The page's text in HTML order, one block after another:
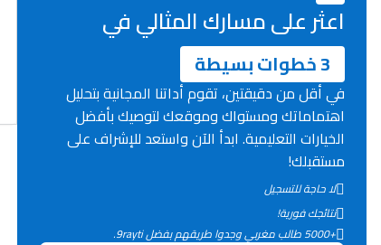
اعثر على مسارك المثالي في
3 خطوات بسيطة
في أقل من دقيقتين، تقوم أداتنا المجانية بتحليل
اهتماماتك ومستواك وموقعك لتوصيك بأفضل
الخيارات التعليمية. ابدأ الآن واستعد للإشراف على
مستقبلك!
لا حاجة للتسجيل
نتائجك فورية!
+5000 طالب مغربي وجدوا طريقهم بفضل 9rayti.